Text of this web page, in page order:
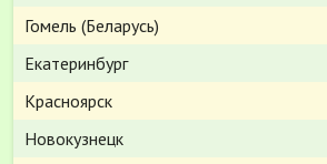
Гомель (Беларусь)
Екатеринбург
Красноярск
Новокузнецк